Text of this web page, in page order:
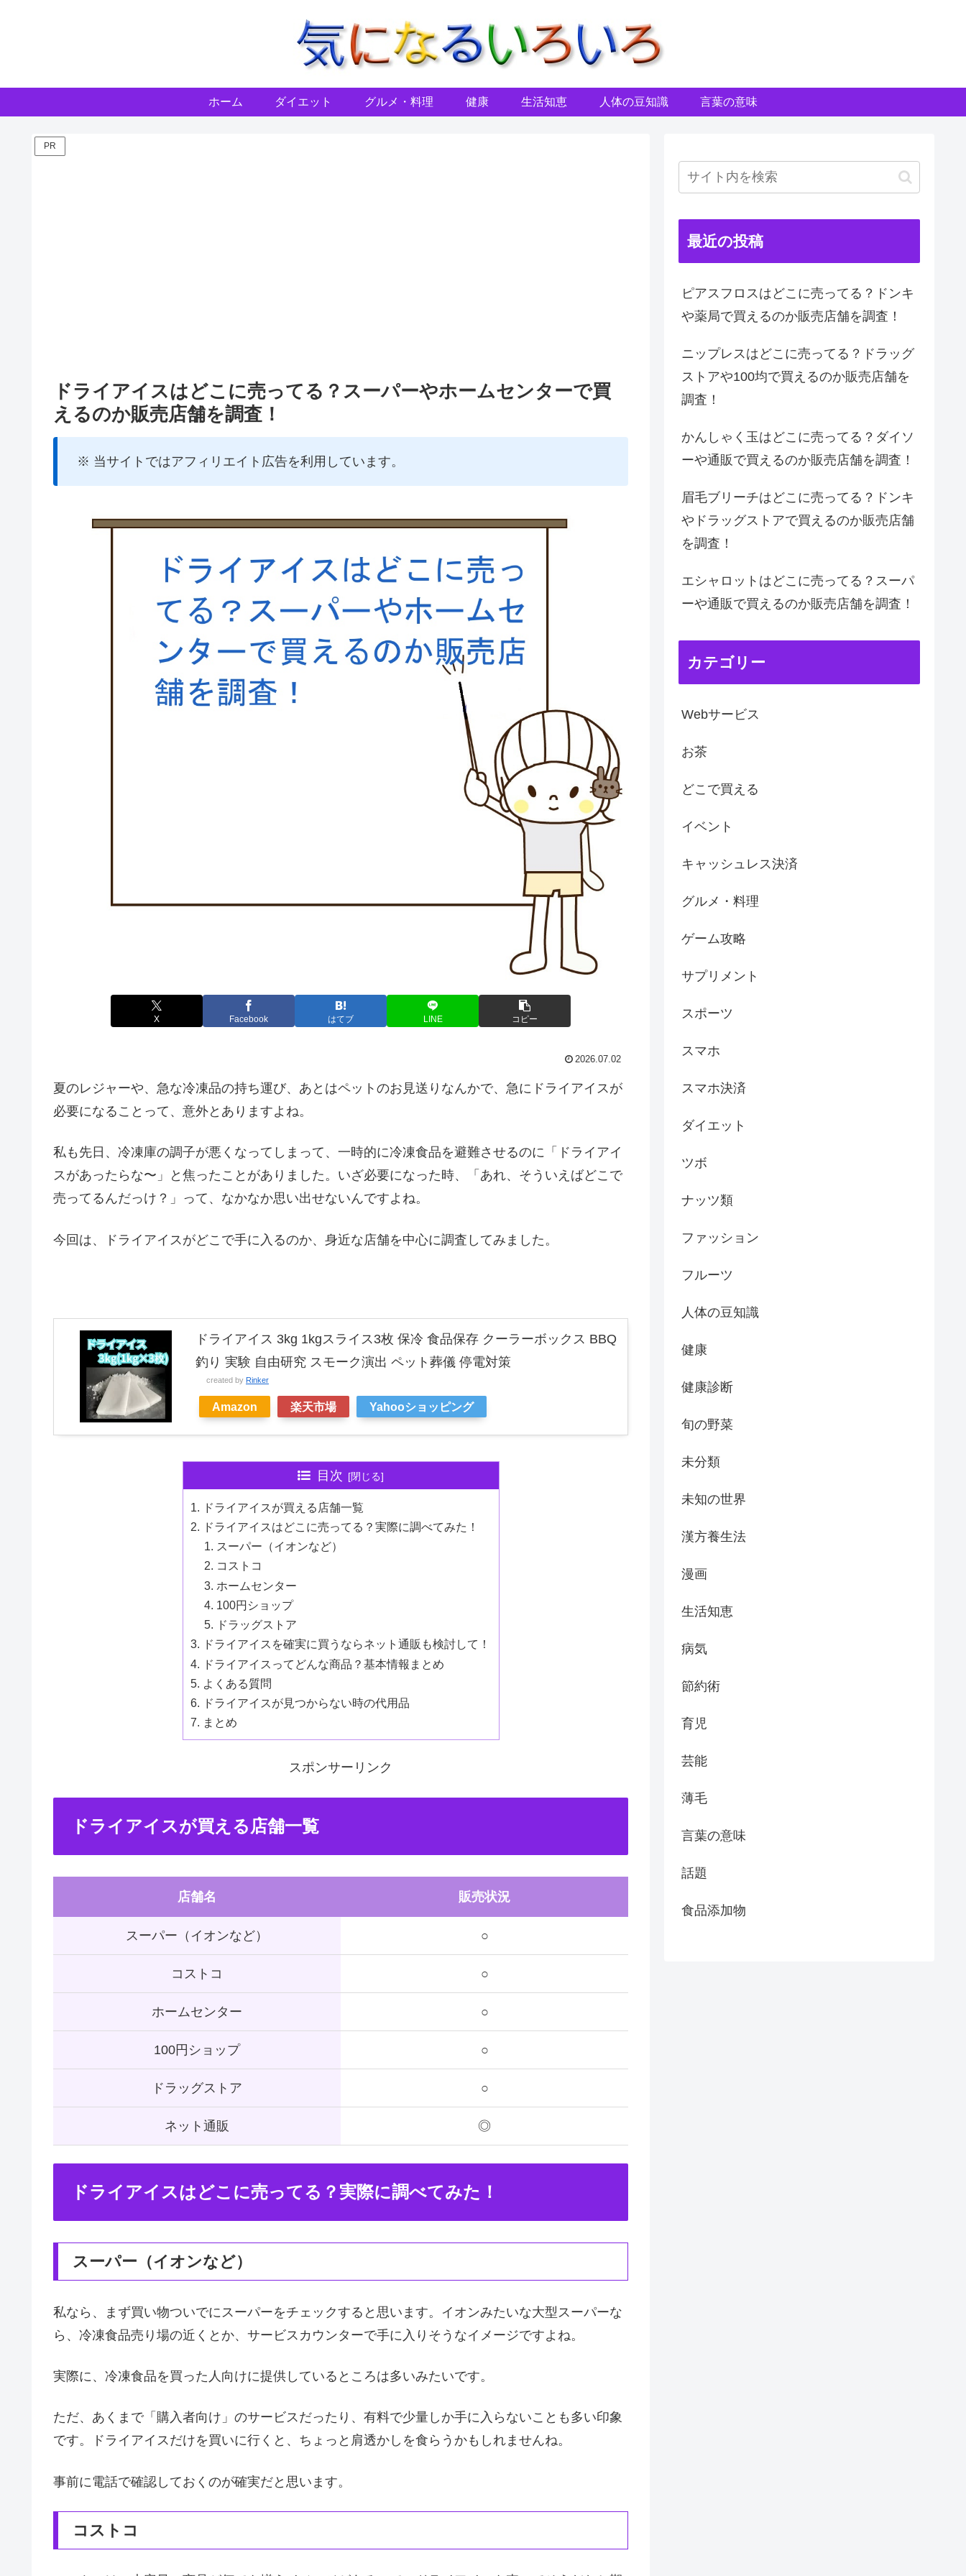
ホーム ダイエット グルメ・料理 健康 生活知恵 人体の豆知識 言葉の意味
PR
ドライアイスはどこに売ってる？スーパーやホームセンターで買
えるのか販売店舗を調査！
※ 当サイトではアフィリエイト広告を利用しています。
X Facebook はてブ LINE コピー
2026.07.02
夏のレジャーや、急な冷凍品の持ち運び、あとはペットのお見送りなんかで、急にドライアイスが
必要になることって、意外とありますよね。
私も先日、冷凍庫の調子が悪くなってしまって、一時的に冷凍食品を避難させるのに「ドライアイ
スがあったらな〜」と焦ったことがありました。いざ必要になった時、「あれ、そういえばどこで
売ってるんだっけ？」って、なかなか思い出せないんですよね。
今回は、ドライアイスがどこで手に入るのか、身近な店舗を中心に調査してみました。
ドライアイス 3kg 1kgスライス3枚 保冷 食品保存 クーラーボックス BBQ
釣り 実験 自由研究 スモーク演出 ペット葬儀 停電対策
created by Rinker
Amazon 楽天市場 Yahooショッピング
目次
ドライアイスが買える店舗一覧
ドライアイスはどこに売ってる？実際に調べてみた！
スーパー（イオンなど）
コストコ
ホームセンター
100円ショップ
ドラッグストア
ドライアイスを確実に買うならネット通販も検討して！
ドライアイスってどんな商品？基本情報まとめ
よくある質問
ドライアイスが見つからない時の代用品
まとめ
スポンサーリンク
ドライアイスが買える店舗一覧
店舗名 販売状況
スーパー（イオンなど） ○
コストコ ○
ホームセンター ○
100円ショップ ○
ドラッグストア ○
ネット通販 ◎
ドライアイスはどこに売ってる？実際に調べてみた！
スーパー（イオンなど）
私なら、まず買い物ついでにスーパーをチェックすると思います。イオンみたいな大型スーパーな
ら、冷凍食品売り場の近くとか、サービスカウンターで手に入りそうなイメージですよね。
実際に、冷凍食品を買った人向けに提供しているところは多いみたいです。
ただ、あくまで「購入者向け」のサービスだったり、有料で少量しか手に入らないことも多い印象
です。ドライアイスだけを買いに行くと、ちょっと肩透かしを食らうかもしれませんね。
事前に電話で確認しておくのが確実だと思います。
コストコ
最近の投稿
ピアスフロスはどこに売ってる？ドンキ
や薬局で買えるのか販売店舗を調査！
ニップレスはどこに売ってる？ドラッグ
ストアや100均で買えるのか販売店舗を
調査！
かんしゃく玉はどこに売ってる？ダイソ
ーや通販で買えるのか販売店舗を調査！
眉毛ブリーチはどこに売ってる？ドンキ
やドラッグストアで買えるのか販売店舗
を調査！
エシャロットはどこに売ってる？スーパ
ーや通販で買えるのか販売店舗を調査！
カテゴリー
Webサービス
お茶
どこで買える
イベント
キャッシュレス決済
グルメ・料理
ゲーム攻略
サプリメント
スポーツ
スマホ
スマホ決済
ダイエット
ツボ
ナッツ類
ファッション
フルーツ
人体の豆知識
健康
健康診断
旬の野菜
未分類
未知の世界
漢方養生法
漫画
生活知恵
病気
節約術
育児
芸能
薄毛
言葉の意味
話題
食品添加物